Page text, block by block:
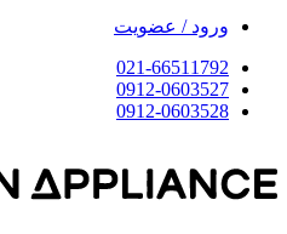
ورود / عضویت
021-66511792
0912-0603527
0912-0603528